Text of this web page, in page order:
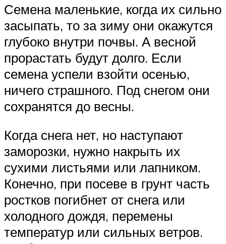
Семена маленькие, когда их сильно
засыпать, то за зиму они окажутся
глубоко внутри почвы. А весной
прорастать будут долго. Если
семена успели взойти осенью,
ничего страшного. Под снегом они
сохранятся до весны.
Когда снега нет, но наступают
заморозки, нужно накрыть их
сухими листьями или лапником.
Конечно, при посеве в грунт часть
ростков погибнет от снега или
холодного дождя, перемены
температур или сильных ветров.